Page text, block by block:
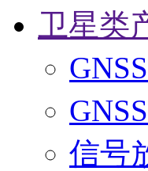
卫星类
信号